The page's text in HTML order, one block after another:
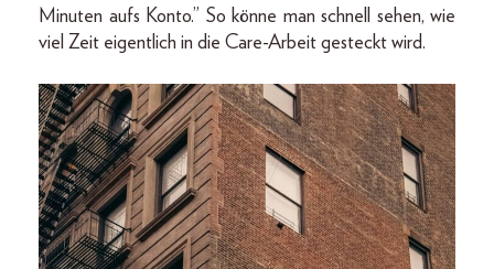
Minuten aufs Konto.” So könne man schnell sehen, wie
viel Zeit eigentlich in die Care-Arbeit gesteckt wird.